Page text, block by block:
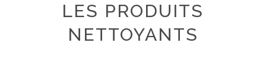
LES PRODUITS
NETTOYANTS